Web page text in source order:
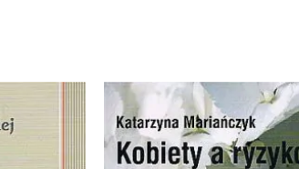
twojego
przejścia na nią.
Jeśli odrzucisz te
pliki cookie,
niektóre funkcje